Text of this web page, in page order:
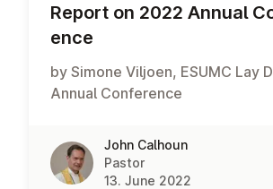
Report on 2022 Annual
ence
by Simone Viljoen, ESUMC Lay
Annual Conference
John Calhoun
Pastor
13. June 2022